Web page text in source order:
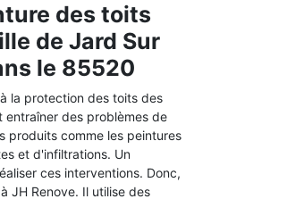
des toits
de Jard Sur
le 85520
la protection des toits des
entraîner des problèmes de
produits comme les peintures
et d'infiltrations. Un
ces interventions. Donc,
JH Renove. Il utilise des